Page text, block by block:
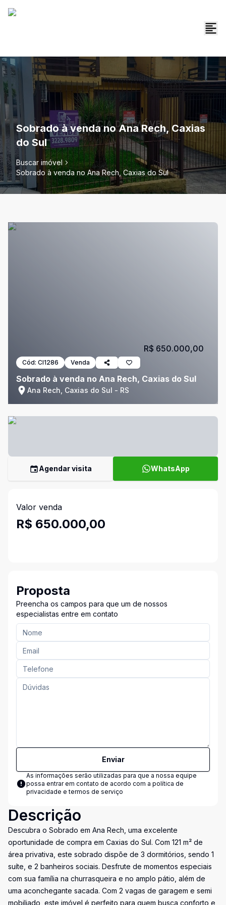
Sobrado à venda no Ana Rech, Caxias
do Sul
Buscar imóvel
Sobrado à venda no Ana Rech, Caxias do Sul
Cód: CI1286 Venda
Sobrado à venda no Ana Rech, Caxias do Sul
Ana Rech, Caxias do Sul - RS
R$ 650.000,00
Agendar visita WhatsApp
Valor venda
R$ 650.000,00
Proposta
Preencha os campos para que um de nossos
especialistas entre em contato
Enviar
As informações serão utilizadas para que a nossa equipe
possa entrar em contato de acordo com a política de
privacidade e termos de serviço
Descrição
Descubra o Sobrado em Ana Rech, uma excelente
oportunidade de compra em Caxias do Sul. Com 121 m² de
área privativa, este sobrado dispõe de 3 dormitórios, sendo 1
suíte, e 2 banheiros sociais. Desfrute de momentos especiais
com sua família na churrasqueira e no amplo pátio, além de
uma aconchegante sacada. Com 2 vagas de garagem e semi
mobiliado, este imóvel é perfeito para quem busca conforto e